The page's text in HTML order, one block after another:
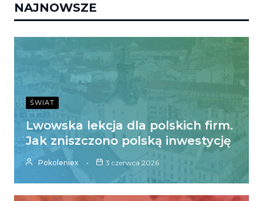
NAJNOWSZE
ŚWIAT
Lwowska lekcja dla polskich firm.
Jak zniszczono polską inwestycję
Pokoleniex 3 czerwca 2026